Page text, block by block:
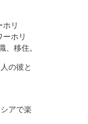
リ
ホリ
、移住。
の彼と
アで楽